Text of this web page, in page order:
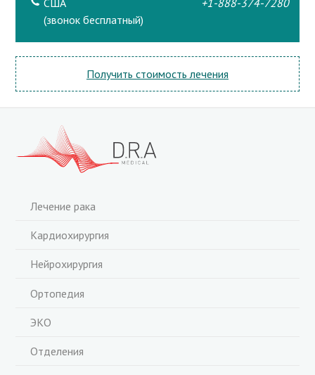
(звонок бесплатный)
Получить стоимость лечения
Лечение рака
Кардиохирургия
Нейрохирургия
Ортопедия
ЭКО
Отделения